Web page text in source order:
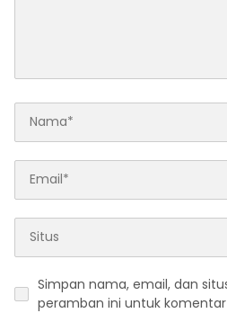
Simpan nama, email, dan
peramban ini untuk